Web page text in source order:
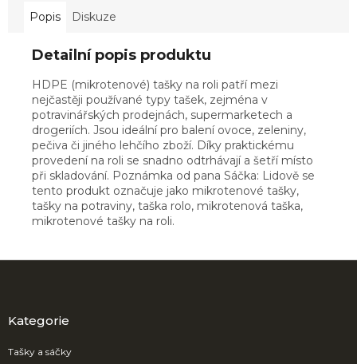
Popis Diskuze
Detailní popis produktu
HDPE (mikrotenové) tašky na roli patří mezi
nejčastěji používané typy tašek, zejména v
potravinářských prodejnách, supermarketech a
drogeriích. Jsou ideální pro balení ovoce, zeleniny,
pečiva či jiného lehčího zboží. Díky praktickému
provedení na roli se snadno odtrhávají a šetří místo
při skladování. Poznámka od pana Sáčka: Lidově se
tento produkt označuje jako mikrotenové tašky,
tašky na potraviny, taška rolo, mikrotenová taška,
mikrotenové tašky na roli.
aKategorie
Tašky a sáčky